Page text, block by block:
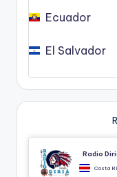
Ecuador
El Salvador
Radio
Costa